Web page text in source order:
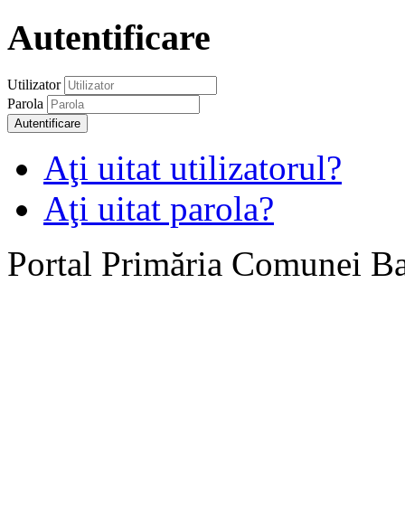
Autentificare
Utilizator
Parola
Autentificare
Aţi uitat utilizatorul?
Aţi uitat parola?
Portal Primăria Comunei